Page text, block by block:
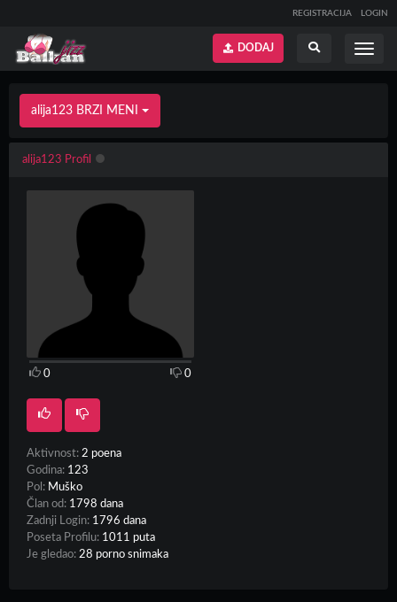
REGISTRACIJA LOGIN
Prikaži
DODAJ
alija123 BRZI MENI
alija123 Profil
0 0
Aktivnost: 2 poena
Godina: 123
Pol: Muško
Član od: 1798 dana
Zadnji Login: 1796 dana
Poseta Profilu: 1011 puta
Je gledao: 28 porno snimaka